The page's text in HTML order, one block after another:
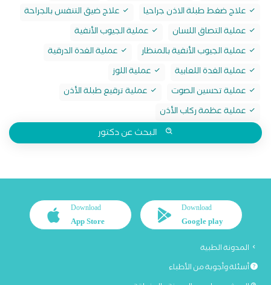
علاج ضغط طبلة الاذن جراحيا
علاج ضيق التنفس بالجراحة
عملية التصاق اللسان
عملية الجيوب الأنفية
عملية الجيوب الأنفية بالمنظار
عملية الغدة الدرقية
عملية الغدة اللعابية
عملية اللوز
عملية تحسين الصوت
عملية ترقيع طبلة الأذن
عملية عظمة ركاب الأذن
البحث عن دكتور
Download
Google play
Download
App Store
المدونة الطبية
أسئلة وأجوبة من الأطباء